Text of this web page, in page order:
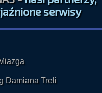
serwisy